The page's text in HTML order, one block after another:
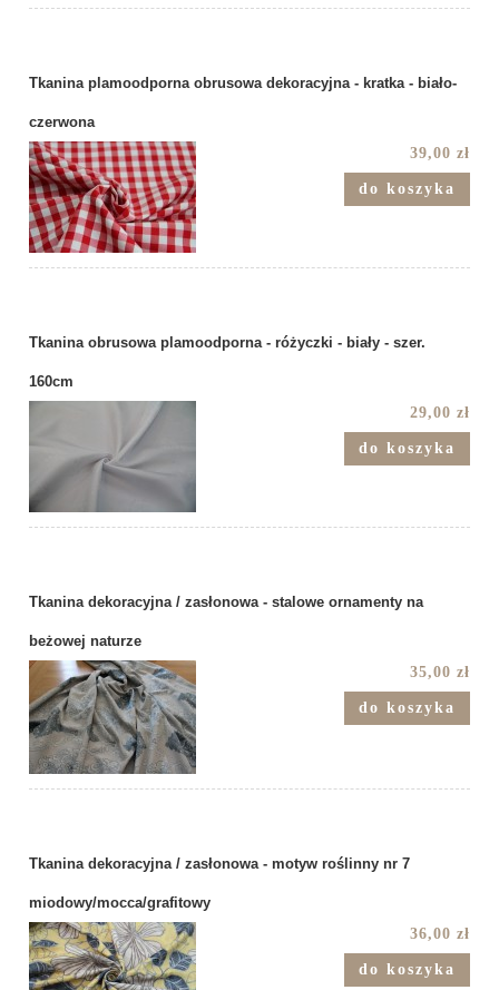
Tkanina plamoodporna obrusowa dekoracyjna - kratka - biało-
czerwona
39,00 zł
do koszyka
Tkanina obrusowa plamoodporna - różyczki - biały - szer.
160cm
29,00 zł
do koszyka
Tkanina dekoracyjna / zasłonowa - stalowe ornamenty na
beżowej naturze
35,00 zł
do koszyka
Tkanina dekoracyjna / zasłonowa - motyw roślinny nr 7
miodowy/mocca/grafitowy
36,00 zł
do koszyka